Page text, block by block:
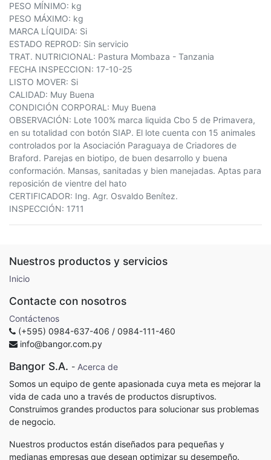
PESO MÍNIMO: kg
PESO MÁXIMO: kg
MARCA LÍQUIDA: Si
ESTADO REPROD: Sin servicio
TRAT. NUTRICIONAL: Pastura Mombaza - Tanzania
FECHA INSPECCION: 17-10-25
LISTO MOVER: Si
CALIDAD: Muy Buena
CONDICIÓN CORPORAL: Muy Buena
OBSERVACIÓN: Lote 100% marca liquida Cbo 5 de Primavera,
en su totalidad con botón SIAP. El lote cuenta con 15 animales
controlados por la Asociación Paraguaya de Criadores de
Braford. Parejas en biotipo, de buen desarrollo y buena
conformación. Mansas, sanitadas y bien manejadas. Aptas para
reposición de vientre del hato
CERTIFICADOR: Ing. Agr. Osvaldo Benítez.
INSPECCIÓN: 1711
Nuestros productos y servicios
Inicio
Contacte con nosotros
Contáctenos
(+595) 0984-637-406 / 0984-111-460
info@bangor.com.py
Bangor S.A. - Acerca de
Somos un equipo de gente apasionada cuya meta es mejorar la
vida de cada uno a través de productos disruptivos.
Construimos grandes productos para solucionar sus problemas
de negocio.
Nuestros productos están diseñados para pequeñas y
medianas empresas que desean optimizar su desempeño.